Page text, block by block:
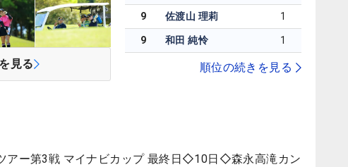
見る
9 佐渡山 理莉 1
9 和田 純怜 1
順位の続きを見る
アー第3戦 マイナビカップ 最終日◇10日◇森永高滝カン